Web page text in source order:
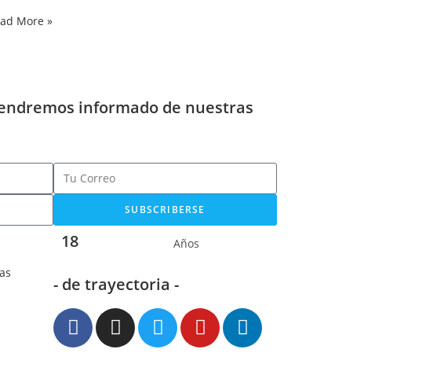
More »
informado de nuestras
SUBSCRIBERSE
18 Años
- de trayectoria -